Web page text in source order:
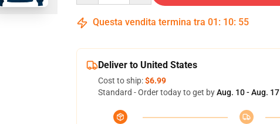
Questa vendita termina tra 01 : 10: 54
Deliver to United States
Cost to ship:$6.99
Standard - Order today to get byAug. 10 - Aug. 17